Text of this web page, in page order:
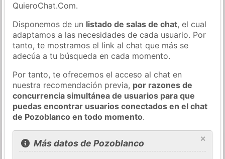
QuieroChat.Com.
Disponemos de un listado de salas de chat, el cual
adaptamos a las necesidades de cada usuario. Por
tanto, te mostramos el link al chat que más se
adecúa a tu búsqueda en cada momento.
Por tanto, te ofrecemos el acceso al chat en
nuestra recomendación previa, por razones de
concurrencia simultánea de usuarios para que
puedas encontrar usuarios conectados en el chat
de Pozoblanco en todo momento.
×
Más datos de Pozoblanco